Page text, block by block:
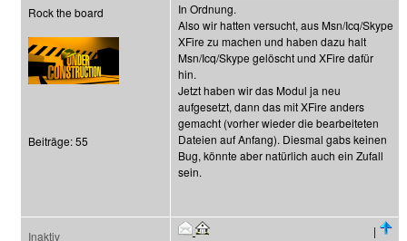
Rock the board
Beiträge: 55
In Ordnung.
Also wir hatten versucht, aus Msn/Icq/Skype
XFire zu machen und haben dazu halt
Msn/Icq/Skype gelöscht und XFire dafür
hin.
Jetzt haben wir das Modul ja neu
aufgesetzt, dann das mit XFire anders
gemacht (vorher wieder die bearbeiteten
Dateien auf Anfang). Diesmal gabs keinen
Bug, könnte aber natürlich auch ein Zufall
sein.
Inaktiv |